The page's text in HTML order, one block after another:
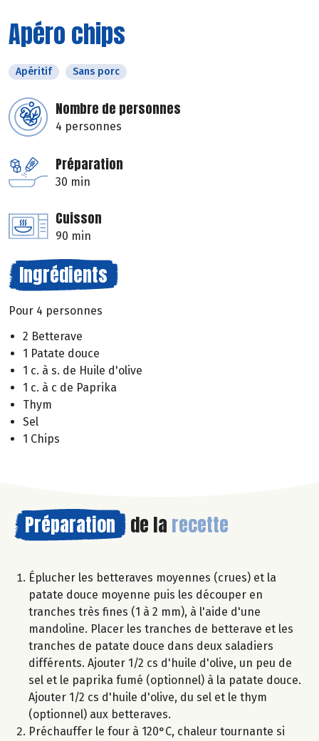
Apéro chips
Apéritif Sans porc
Nombre de personnes
4 personnes
Préparation
30 min
Cuisson
90 min
Ingrédients
Pour 4 personnes
2 Betterave
1 Patate douce
1 c. à s. de Huile d'olive
1 c. à c de Paprika
Thym
Sel
1 Chips
Préparation de la recette
Éplucher les betteraves moyennes (crues) et la
patate douce moyenne puis les découper en
tranches très fines (1 à 2 mm), à l'aide d'une
mandoline. Placer les tranches de betterave et les
tranches de patate douce dans deux saladiers
différents. Ajouter 1/2 cs d'huile d'olive, un peu de
sel et le paprika fumé (optionnel) à la patate douce.
Ajouter 1/2 cs d'huile d'olive, du sel et le thym
(optionnel) aux betteraves.
Préchauffer le four à 120°C, chaleur tournante si